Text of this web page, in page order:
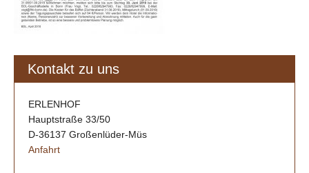
Kontakt zu uns
ERLENHOF
Hauptstraße 33/50
D-36137 Großenlüder-Müs
Anfahrt